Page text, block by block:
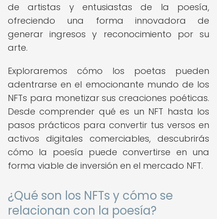
de artistas y entusiastas de la poesía,
ofreciendo una forma innovadora de
generar ingresos y reconocimiento por su
arte.
Exploraremos cómo los poetas pueden
adentrarse en el emocionante mundo de los
NFTs para monetizar sus creaciones poéticas.
Desde comprender qué es un NFT hasta los
pasos prácticos para convertir tus versos en
activos digitales comerciables, descubrirás
cómo la poesía puede convertirse en una
forma viable de inversión en el mercado NFT.
¿Qué son los NFTs y cómo se
relacionan con la poesía?